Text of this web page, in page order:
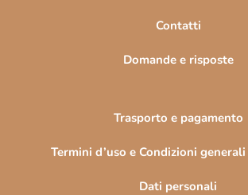
Contatti
Domande e risposte
Trasporto e pagamento
Termini d’uso e Condizioni
Dati personali